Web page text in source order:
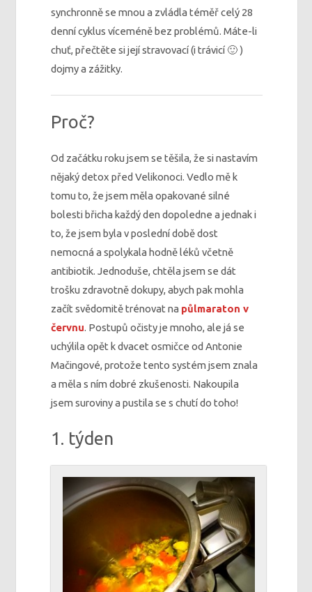
synchronně se mnou a zvládla téměř celý 28
denní cyklus víceméně bez problémů. Máte-li
chuť, přečtěte si její stravovací (i trávicí 🙂 )
dojmy a zážitky.
Proč?
Od začátku roku jsem se těšila, že si nastavím
nějaký detox před Velikonoci. Vedlo mě k
tomu to, že jsem měla opakované silné
bolesti břicha každý den dopoledne a jednak i
to, že jsem byla v poslední době dost
nemocná a spolykala hodně léků včetně
antibiotik. Jednoduše, chtěla jsem se dát
trošku zdravotně dokupy, abych pak mohla
začít svědomitě trénovat na půlmaraton v
červnu. Postupů očisty je mnoho, ale já se
uchýlila opět k dvacet osmičce od Antonie
Mačingové, protože tento systém jsem znala
a měla s ním dobré zkušenosti. Nakoupila
jsem suroviny a pustila se s chutí do toho!
1. týden